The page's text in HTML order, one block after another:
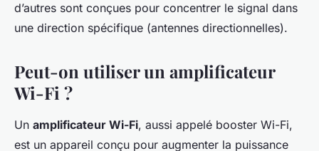
d’autres sont conçues pour concentrer le signal dans
une direction spécifique (antennes directionnelles).
Peut-on utiliser un amplificateur
Wi-Fi ?
Un amplificateur Wi-Fi, aussi appelé booster Wi-Fi,
est un appareil conçu pour augmenter la puissance